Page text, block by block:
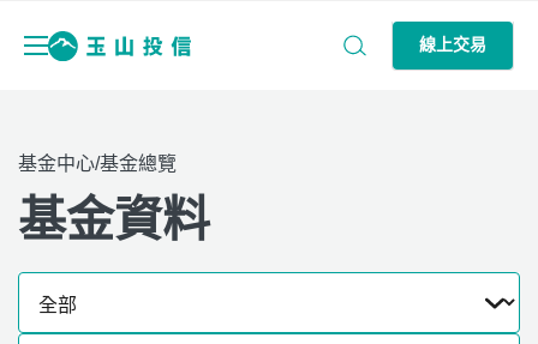
線上交易
基金中心/基金總覽
基金資料